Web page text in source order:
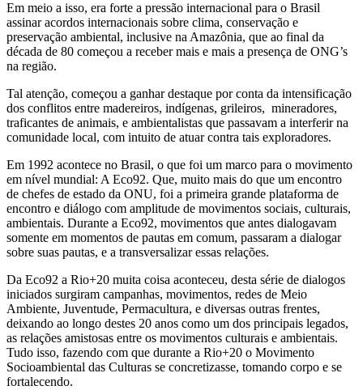
Em meio a isso, era forte a pressão internacional para o Brasil
assinar acordos internacionais sobre clima, conservação e
preservação ambiental, inclusive na Amazônia, que ao final da
década de 80 começou a receber mais e mais a presença de ONG’s
na região.
Tal atenção, começou a ganhar destaque por conta da intensificação
dos conflitos entre madereiros, indígenas, grileiros, mineradores,
traficantes de animais, e ambientalistas que passavam a interferir na
comunidade local, com intuito de atuar contra tais exploradores.
Em 1992 acontece no Brasil, o que foi um marco para o movimento
em nível mundial: A Eco92. Que, muito mais do que um encontro
de chefes de estado da ONU, foi a primeira grande plataforma de
encontro e diálogo com amplitude de movimentos sociais, culturais,
ambientais. Durante a Eco92, movimentos que antes dialogavam
somente em momentos de pautas em comum, passaram a dialogar
sobre suas pautas, e a transversalizar essas relações.
Da Eco92 a Rio+20 muita coisa aconteceu, desta série de dialogos
iniciados surgiram campanhas, movimentos, redes de Meio
Ambiente, Juventude, Permacultura, e diversas outras frentes,
deixando ao longo destes 20 anos como um dos principais legados,
as relações amistosas entre os movimentos culturais e ambientais.
Tudo isso, fazendo com que durante a Rio+20 o Movimento
Socioambiental das Culturas se concretizasse, tomando corpo e se
fortalecendo.